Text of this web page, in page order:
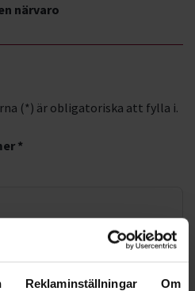
Reklaminställningar Om
närvaro
(*) är obligatoriska att fylla i.
*